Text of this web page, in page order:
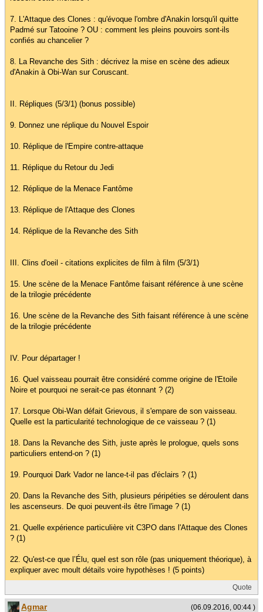
7. L'Attaque des Clones : qu'évoque l'ombre d'Anakin lorsqu'il quitte
Padmé sur Tatooine ? OU : comment les pleins pouvoirs sont-ils
confiés au chancelier ?
8. La Revanche des Sith : décrivez la mise en scène des adieux
d'Anakin à Obi-Wan sur Coruscant.
II. Répliques (5/3/1) (bonus possible)
9. Donnez une réplique du Nouvel Espoir
10. Réplique de l'Empire contre-attaque
11. Réplique du Retour du Jedi
12. Réplique de la Menace Fantôme
13. Réplique de l'Attaque des Clones
14. Réplique de la Revanche des Sith
III. Clins d'oeil - citations explicites de film à film (5/3/1)
15. Une scène de la Menace Fantôme faisant référence à une scène
de la trilogie précédente
16. Une scène de la Revanche des Sith faisant référence à une scène
de la trilogie précédente
IV. Pour départager !
16. Quel vaisseau pourrait être considéré comme origine de l'Etoile
Noire et pourquoi ne serait-ce pas étonnant ? (2)
17. Lorsque Obi-Wan défait Grievous, il s'empare de son vaisseau.
Quelle est la particularité technologique de ce vaisseau ? (1)
18. Dans la Revanche des Sith, juste après le prologue, quels sons
particuliers entend-on ? (1)
19. Pourquoi Dark Vador ne lance-t-il pas d'éclairs ? (1)
20. Dans la Revanche des Sith, plusieurs péripéties se déroulent dans
les ascenseurs. De quoi peuvent-ils être l'image ? (1)
21. Quelle expérience particulière vit C3PO dans l'Attaque des Clones
? (1)
22. Qu'est-ce que l’Élu, quel est son rôle (pas uniquement théorique), à
expliquer avec moult détails voire hypothèses ! (5 points)
Quote
(06.09.2016, 00:44 )
Agmar